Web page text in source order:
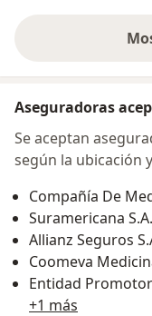
Aseguradoras
Se aceptan
según la ubicación
Compañía De
Suramericana S.A.
Allianz Seguros
Coomeva
Entidad
+1 más